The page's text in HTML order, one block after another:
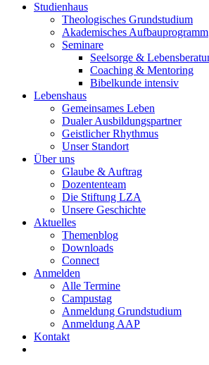
Studienhaus
Theologisches Grundstudium
Akademisches Aufbauprogramm
Seminare
Seelsorge &
Coaching & Mentoring
Bibelkunde intensiv
Lebenshaus
Gemeinsames Leben
Dualer Ausbildungspartner
Geistlicher Rhythmus
Unser Standort
Über uns
Glaube & Auftrag
Dozententeam
Die Stiftung LZA
Unsere Geschichte
Aktuelles
Themenblog
Downloads
Connect
Anmelden
Alle Termine
Campustag
Anmeldung Grundstudium
Anmeldung AAP
Kontakt